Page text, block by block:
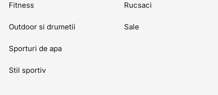
Fitness
Outdoor si drumetii
Sporturi de apa
Stil sportiv
Rucsaci
Sale